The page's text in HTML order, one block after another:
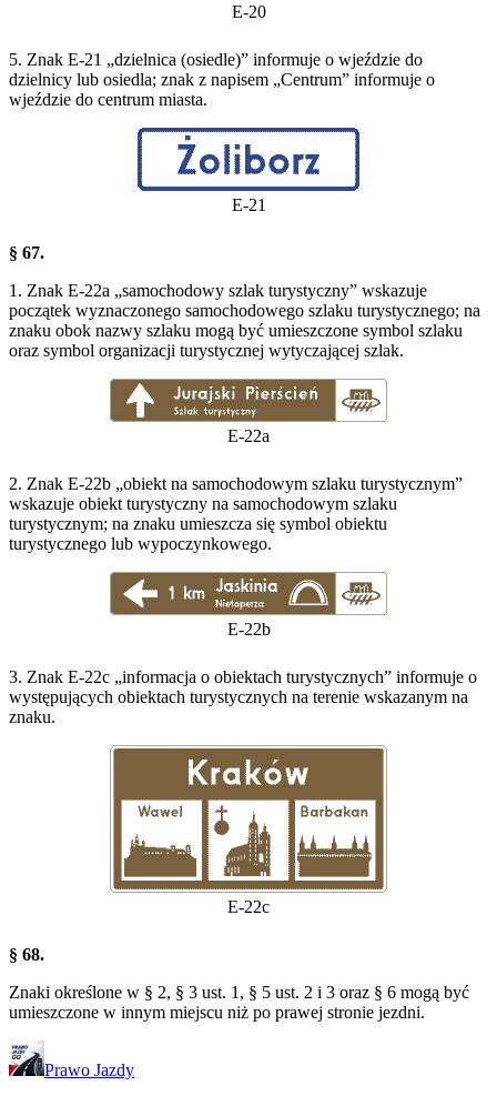
E-20
5. Znak E-21 „dzielnica (osiedle)” informuje o wjeździe do
dzielnicy lub osiedla; znak z napisem „Centrum” informuje o
wjeździe do centrum miasta.
E-21
§ 67.
1. Znak E-22a „samochodowy szlak turystyczny” wskazuje
początek wyznaczonego samochodowego szlaku turystycznego; na
znaku obok nazwy szlaku mogą być umieszczone symbol szlaku
oraz symbol organizacji turystycznej wytyczającej szlak.
E-22a
2. Znak E-22b „obiekt na samochodowym szlaku turystycznym”
wskazuje obiekt turystyczny na samochodowym szlaku
turystycznym; na znaku umieszcza się symbol obiektu
turystycznego lub wypoczynkowego.
E-22b
3. Znak E-22c „informacja o obiektach turystycznych” informuje o
występujących obiektach turystycznych na terenie wskazanym na
znaku.
E-22c
§ 68.
Znaki określone w § 2, § 3 ust. 1, § 5 ust. 2 i 3 oraz § 6 mogą być
umieszczone w innym miejscu niż po prawej stronie jezdni.
Prawo Jazdy